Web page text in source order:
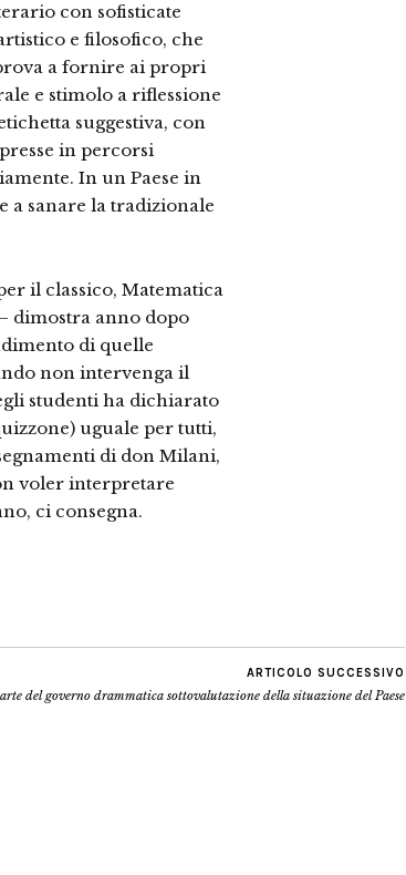
con sofisticate
e filosofico, che
a fornire ai propri
e stimolo a riflessione
suggestiva, con
in percorsi
In un Paese in
a sanare la tradizionale
il classico, Matematica
dimostra anno dopo
di quelle
non intervenga il
studenti ha dichiarato
uguale per tutti,
di don Milani,
voler interpretare
ci consegna.
ARTICOLO SUCCESSIVO
del governo drammatica sottovalutazione della situazione del Paese